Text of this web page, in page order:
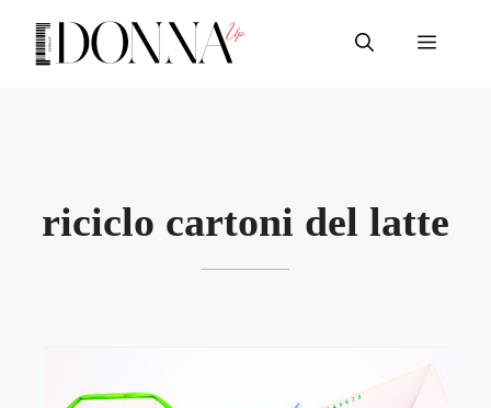
contenuto
Menu
riciclo cartoni del latte